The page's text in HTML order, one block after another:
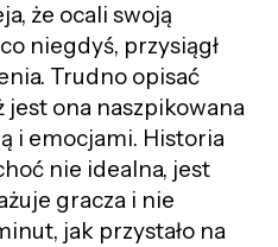
że ocali swoją
niegdyś, przysiągł
Trudno opisać
jest ona naszpikowana
i emocjami. Historia
nie idealna, jest
gracza i nie
jak przystało na